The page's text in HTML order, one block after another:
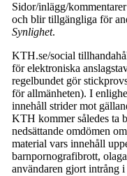
Sidor/inlägg/
och blir tillgängliga för
Synlighet.
KTH.se/social
för elektroniska
regelbundet gör
för allmänheten). I
innehåll strider mot
KTH kommer således ta
nedsättande omdömen
material vars innehåll
barnpornografibrott,
användaren gjort intrång